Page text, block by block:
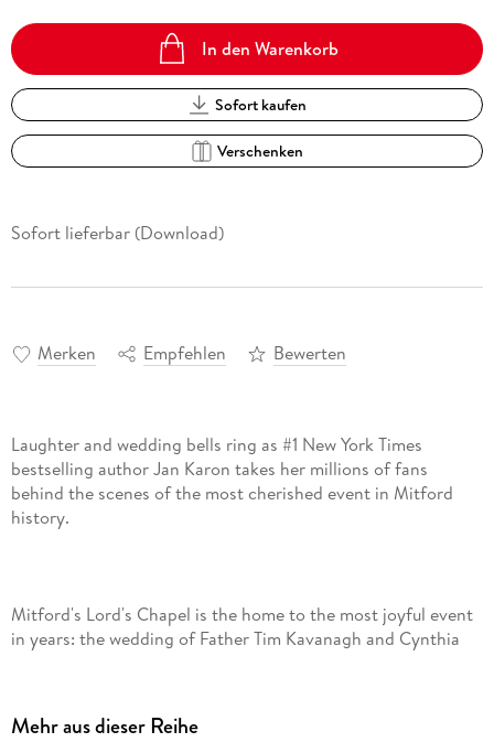
In den Warenkorb
Sofort kaufen
Verschenken
Sofort lieferbar (Download)
Merken Empfehlen Bewerten
Laughter and wedding bells ring as #1 New York Times
bestselling author Jan Karon takes her millions of fans
behind the scenes of the most cherished event in Mitford
Mitford's Lord's Chapel is the home to the most joyful event
in years: the wedding of Father Tim Kavanagh and Cynthia
make it to the church on time? Who will arrange the flowers
Mehr aus dieser Reihe